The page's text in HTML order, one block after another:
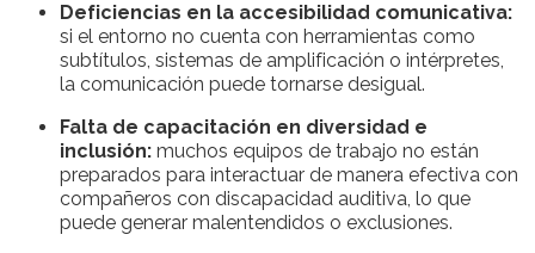
Deficiencias en la accesibilidad comunicativa:
si el entorno no cuenta con herramientas como
subtítulos, sistemas de amplificación o intérpretes,
la comunicación puede tornarse desigual.
Falta de capacitación en diversidad e
inclusión: muchos equipos de trabajo no están
preparados para interactuar de manera efectiva con
compañeros con discapacidad auditiva, lo que
puede generar malentendidos o exclusiones.